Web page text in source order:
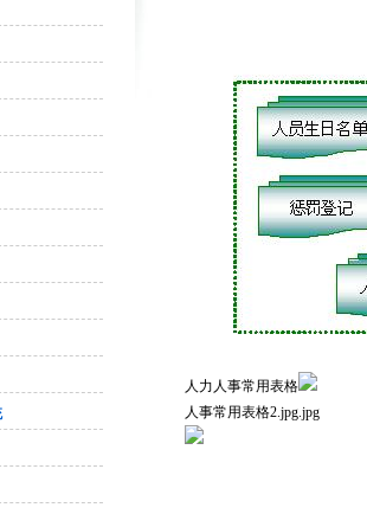
人力 人事常用表格
人事常用表格2.jpg.jpg